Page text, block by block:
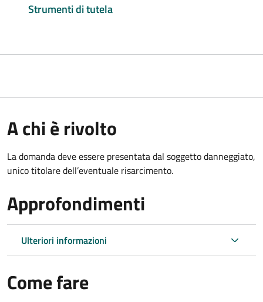
Strumenti di tutela
A chi è rivolto
La domanda deve essere presentata dal soggetto danneggiato,
unico titolare dell’eventuale risarcimento.
Approfondimenti
Ulteriori informazioni
Come fare